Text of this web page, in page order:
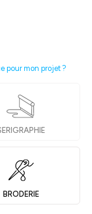
pour mon projet ?
BRODERIE